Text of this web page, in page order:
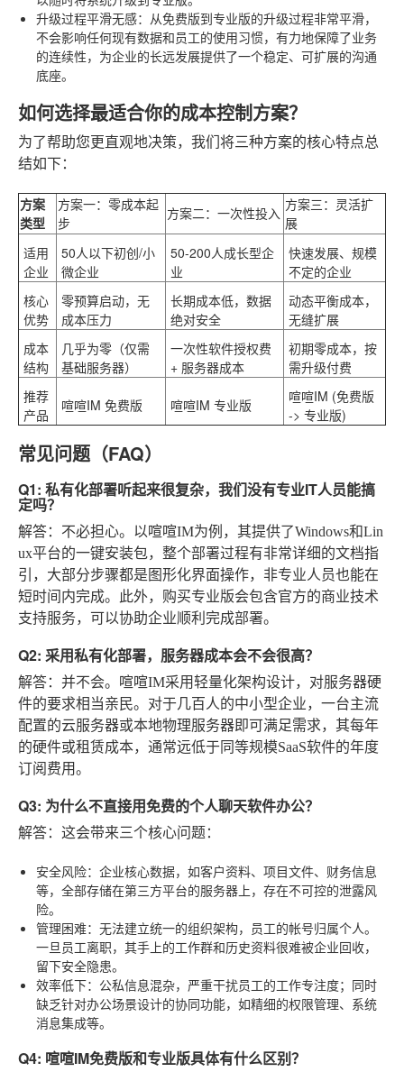
升级过程平滑无感：从免费版到专业版的升级过程非常平滑，
不会影响任何现有数据和员工的使用习惯，有力地保障了业务
的连续性，为企业的长远发展提供了一个稳定、可扩展的沟通
底座。
如何选择最适合你的成本控制方案？
为了帮助您更直观地决策，我们将三种方案的核心特点总
结如下：
方案
类型
方案一：零成本起
步
方案二：一次性投入 方案三：灵活扩
展
适用
企业
50人以下初创/小
微企业
50-200人成长型企
业
快速发展、规模
不定的企业
核心
优势
零预算启动，无
成本压力
长期成本低，数据
绝对安全
动态平衡成本，
无缝扩展
成本
结构
几乎为零（仅需
基础服务器）
一次性软件授权费
+ 服务器成本
初期零成本，按
需升级付费
推荐
产品
喧喧IM 免费版 喧喧IM 专业版
喧喧IM (免费版
-> 专业版)
常见问题（FAQ）
Q1: 私有化部署听起来很复杂，我们没有专业IT人员能搞
定吗？
解答：不必担心。以喧喧IM为例，其提供了Windows和Lin
ux平台的一键安装包，整个部署过程有非常详细的文档指
引，大部分步骤都是图形化界面操作，非专业人员也能在
短时间内完成。此外，购买专业版会包含官方的商业技术
支持服务，可以协助企业顺利完成部署。
Q2: 采用私有化部署，服务器成本会不会很高？
解答：并不会。喧喧IM采用轻量化架构设计，对服务器硬
件的要求相当亲民。对于几百人的中小型企业，一台主流
配置的云服务器或本地物理服务器即可满足需求，其每年
的硬件或租赁成本，通常远低于同等规模SaaS软件的年度
订阅费用。
Q3: 为什么不直接用免费的个人聊天软件办公？
解答：这会带来三个核心问题：
安全风险：企业核心数据，如客户资料、项目文件、财务信息
等，全部存储在第三方平台的服务器上，存在不可控的泄露风
险。
管理困难：无法建立统一的组织架构，员工的帐号归属个人。
一旦员工离职，其手上的工作群和历史资料很难被企业回收，
留下安全隐患。
效率低下：公私信息混杂，严重干扰员工的工作专注度；同时
缺乏针对办公场景设计的协同功能，如精细的权限管理、系统
消息集成等。
Q4: 喧喧IM免费版和专业版具体有什么区别？